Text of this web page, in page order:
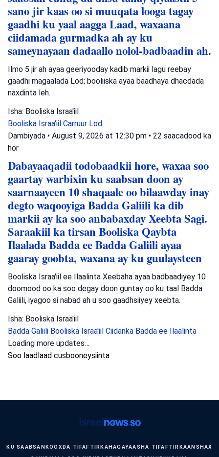
sano jir kaas oo si muuqata looga tagay
gaadhi ku yaal aagga Laad, waxaana
ciidamada gurmadka ah ay ku
sameynayaan dadaallo nolol-badbaadin ah.
Ilmo 5 jir ah ayaa geeriyooday kadib markii lagu reebay
gaadhi magaalada Lod; booliiska ayaa baadhaya dhacdada
naxdinta leh.
Isha: Booliska Israa'iil
Booliska Israa'iil Carruur Lod
Dambiyada • August 9, 2026 at 12:30 pm • 22 saacadood ka
hor
Dabayaaqadii todobaadkii hore, waxaa soo
gaartay warbixin ku saabsan doon ay
saarnaayeen 10 shaqaale oo bilaawday inay
degto waqooyiga Badda Galiili ka dib
markii ay ka soo anbabaxday Xeebta Sagi.
Saraakiil ka tirsan Booliska Qaybta
Ilaalada Badda ee Badda Galiili ayaa
gaaray goobta, waxana ay ku guulaysteen
Booliska Israa'iil ee Ilaalinta Xeebaha ayaa badbaadiyey 10
doomood oo ka soo degay doon guntay oo ku taal Badda
Galiili, iyagoo si nabad ah u soo gaadhsiiyey xeebta.
Isha: Booliska Israa'iil
Badda Galiili Booliska Israa'iil Ciidanka Badda ee Ilaalinta
Loading more updates…
Soo laadlaad cusbooneysiinta
KU SAABSANKOOXDA TIFAFTIRKAHAGAYAASHA TIFAFTIRKAANSHAX